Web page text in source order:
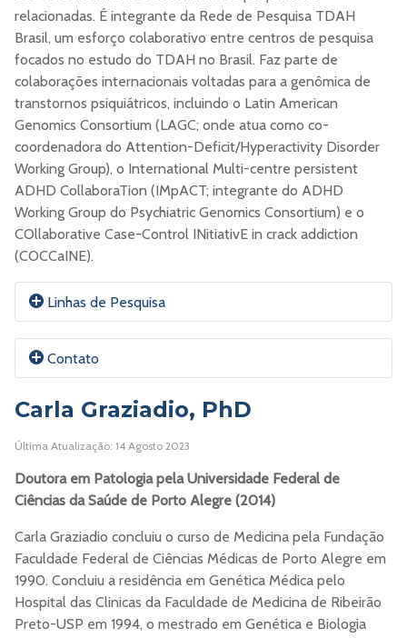
relacionadas. É integrante da Rede de Pesquisa TDAH
Brasil, um esforço colaborativo entre centros de pesquisa
focados no estudo do TDAH no Brasil. Faz parte de
colaborações internacionais voltadas para a genômica de
transtornos psiquiátricos, incluindo o Latin American
Genomics Consortium (LAGC; onde atua como co-
coordenadora do Attention-Deficit/Hyperactivity Disorder
Working Group), o International Multi-centre persistent
ADHD CollaboraTion (IMpACT; integrante do ADHD
Working Group do Psychiatric Genomics Consortium) e o
COllaborative Case-Control INitiativE in crack addiction
(COCCaINE).
Linhas de Pesquisa
de Atenção/Hiperatividade (TDAH)
Transtorno por Uso de Substâncias e comorbidades
Contato
E-mail:brunasilva@ufcspa.edu.br
ORCID
Currículo Lattes
Site
Carla Graziadio, PhD
Última Atualização: 14 Agosto 2023
Doutora em Patologia pela Universidade Federal de
Ciências da Saúde de Porto Alegre (2014)
Carla Graziadio concluiu o curso de Medicina pela Fundação
Faculdade Federal de Ciências Médicas de Porto Alegre em
1990. Concluiu a residência em Genética Médica pelo
Hospital das Clinicas da Faculdade de Medicina de Ribeirão
Preto-USP em 1994, o mestrado em Genética e Biologia